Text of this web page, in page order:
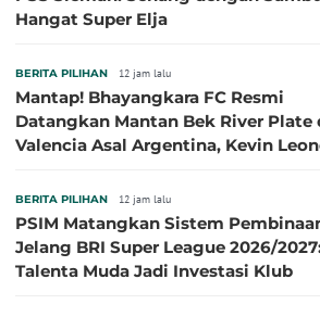
Hangat Super Elja
BERITA PILIHAN 12 jam lalu
Mantap! Bhayangkara FC Resmi
Datangkan Mantan Bek River Plate
Valencia Asal Argentina, Kevin Leonel
BERITA PILIHAN 12 jam lalu
PSIM Matangkan Sistem
Jelang BRI Super League 2026/
Talenta Muda Jadi Investasi Klub